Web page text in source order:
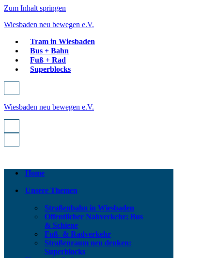
Zum Inhalt springen
Wiesbaden neu bewegen e.V.
Tram in Wiesbaden
Bus + Bahn
Fuß + Rad
Superblocks
Navigationsmenü
Wiesbaden neu bewegen e.V.
Navigationsmenü
Navigationsmenü
Home
Unsere Themen
Straßenbahn in Wiesbaden
Öffentlicher Nahverkehr: Bus
& Schiene
Fuß- & Radverkehr
Straßenraum neu denken:
Superblocks